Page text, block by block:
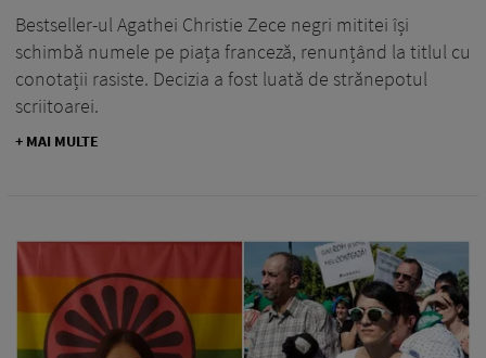
Bestseller-ul Agathei Christie Zece negri mititei își
schimbă numele pe piața franceză, renunțând la titlul cu
conotații rasiste. Decizia a fost luată de strănepotul
scriitoarei.
+ MAI MULTE